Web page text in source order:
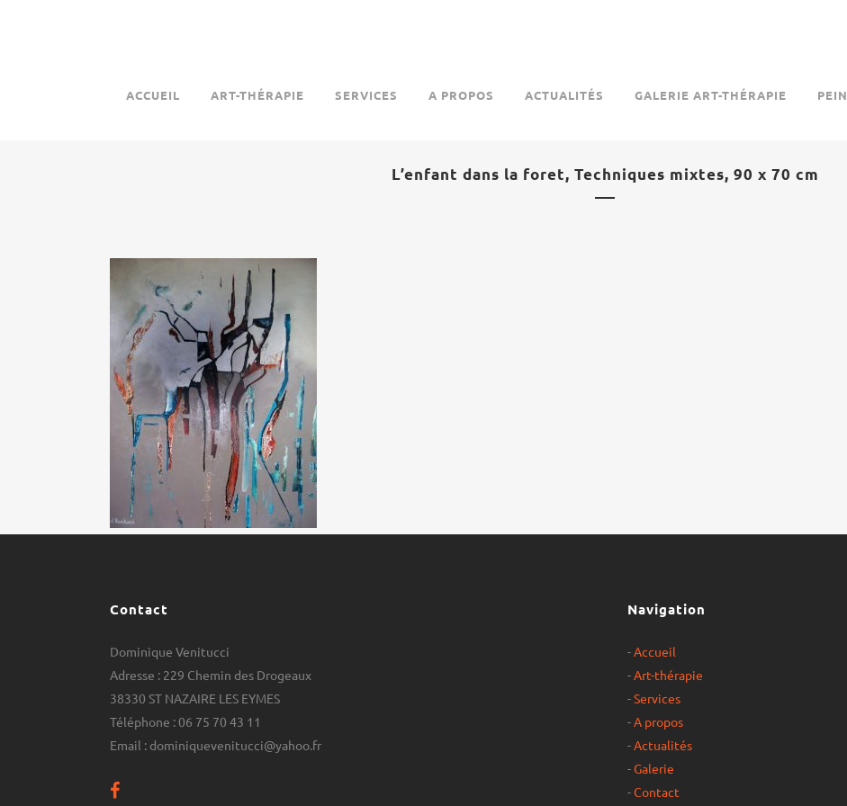
ACCUEIL ART-THÉRAPIE SERVICES A PROPOS ACTUALITÉS GALERIE ART-THÉRAPIE
L’enfant dans la foret, Techniques mixtes, 90 x 70 cm
Contact
Dominique Venitucci
Adresse : 229 Chemin des Drogeaux
38330 ST NAZAIRE LES EYMES
Téléphone : 06 75 70 43 11
Email : dominiquevenitucci@yahoo.fr
Navigation
-Accueil
-Art-thérapie
-Services
-A propos
-Actualités
-Galerie
-Contact